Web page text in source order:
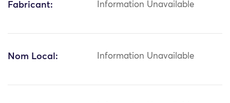
Fabricant: Information Unavailable
Nom Local: Information Unavailable